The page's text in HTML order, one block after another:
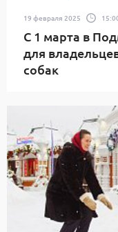
19 февраля 2025
С 1 марта в
для
собак